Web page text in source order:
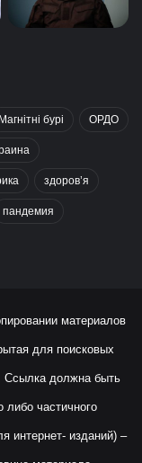
Магнітні бурі ОРДО
здоров’я
пандемия
материалов
для поисковых
Ссылка должна быть
либо частичного
интернет- изданий) –